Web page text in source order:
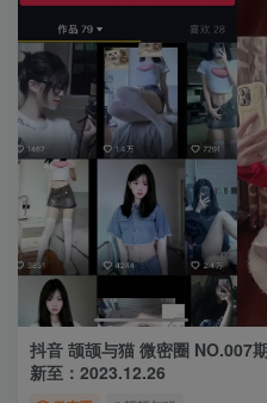
抖音 颉颉与猫 微密圈 NO.007
新至：2023.12.26